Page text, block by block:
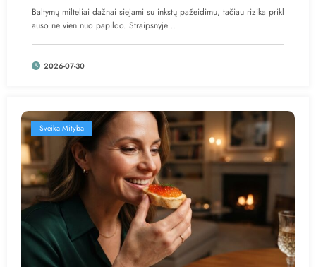
Baltymų milteliai dažnai siejami su inkstų pažeidimu, tačiau rizika prikl
auso ne vien nuo papildo. Straipsnyje…
2026-07-30
Sveika Mityba